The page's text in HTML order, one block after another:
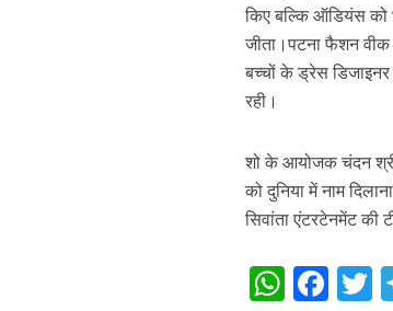
किए बल्कि ऑडियंस को
जीता।पटना फैशन वीक
बच्चों के ड्रेस डिजाइनर
रही।
शो के आयोजक चंदन
को दुनिया में नाम
सिवांता एंटरटेनमेंट की
W F T